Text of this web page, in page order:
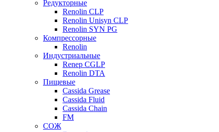
Редукторные
Renolin CLP
Renolin Unisyn CLP
Renolin SYN PG
Компрессорные
Renolin
Индустриальные
Renep CGLP
Renolin DTA
Пищевые
Cassida Grease
Cassida Fluid
Cassida Chain
FM
СОЖ